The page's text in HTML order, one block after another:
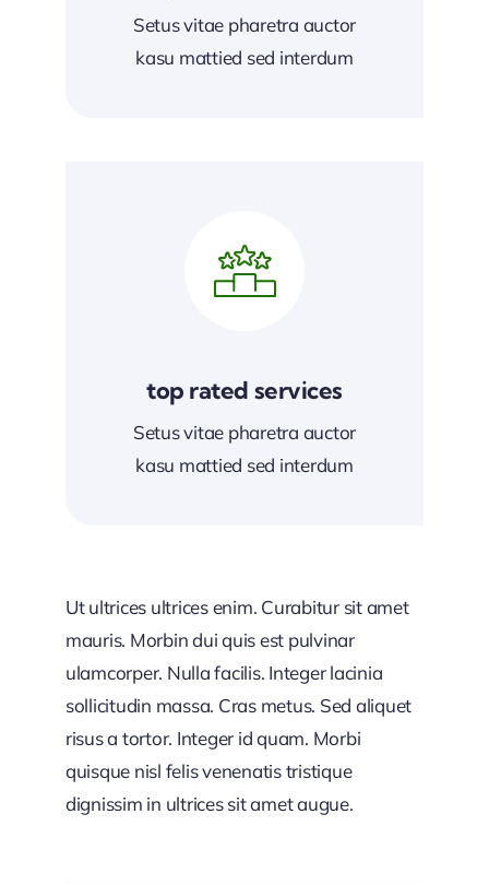
Setus vitae pharetra auctor
kasu mattied sed interdum
top rated services
Setus vitae pharetra auctor
kasu mattied sed interdum
Ut ultrices ultrices enim. Curabitur sit amet
mauris. Morbin dui quis est pulvinar
ulamcorper. Nulla facilis. Integer lacinia
sollicitudin massa. Cras metus. Sed aliquet
risus a tortor. Integer id quam. Morbi
quisque nisl felis venenatis tristique
dignissim in ultrices sit amet augue.